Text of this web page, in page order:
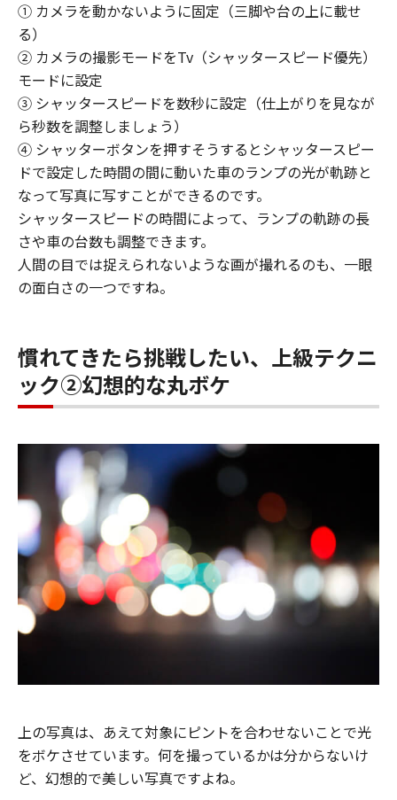
① カメラを動かないように固定（三脚や台の上に載せ
る）
② カメラの撮影モードをTv（シャッタースピード優先）
モードに設定
③ シャッタースピードを数秒に設定（仕上がりを見なが
ら秒数を調整しましょう）
④ シャッターボタンを押すそうするとシャッタースピー
ドで設定した時間の間に動いた車のランプの光が軌跡と
なって写真に写すことができるのです。
シャッタースピードの時間によって、ランプの軌跡の長
さや車の台数も調整できます。
人間の目では捉えられないような画が撮れるのも、一眼
の面白さの一つですね。
慣れてきたら挑戦したい、上級テクニ
ック②幻想的な丸ボケ
上の写真は、あえて対象にピントを合わせないことで光
をボケさせています。何を撮っているかは分からないけ
ど、幻想的で美しい写真ですよね。